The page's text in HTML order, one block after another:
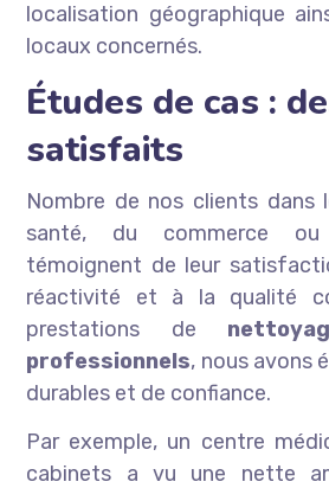
localisation géographique
locaux concernés.
Études de cas :
satisfaits
Nombre de nos clients dans
santé, du commerce ou
témoignent de leur
réactivité et à la qualité
prestations de
professionnels, nous avons
durables et de confiance.
Par exemple, un centre
cabinets a vu une nette